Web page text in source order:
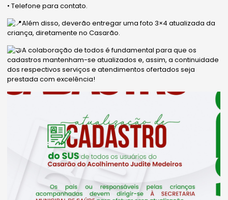
• Telefone para contato.
Além disso, deverão entregar uma foto 3×4 atualizada da
criança, diretamente no Casarão.
A colaboração de todos é fundamental para que os
cadastros mantenham-se atualizados e, assim, a continuidade
dos respectivos serviços e atendimentos ofertados seja
prestada com excelência!